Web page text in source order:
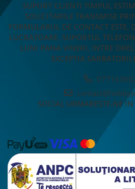
SUPORT CLIENTI TIMPUL
SOLICITARILE TRANSMISE
FORMULARUL DE CONTACT ESTE,
LUCRATOARE. SUPORTUL
LUNI PANA VINERI, INTRE
EXCEPTIA
SOCIAL URMARESTE-NE